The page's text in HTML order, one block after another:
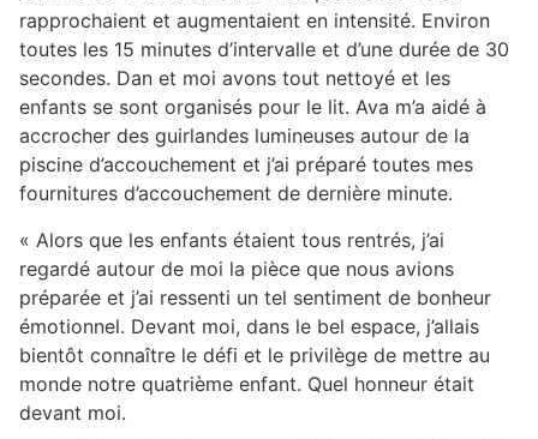
rapprochaient et augmentaient en intensité. Environ
toutes les 15 minutes d’intervalle et d’une durée de 30
secondes. Dan et moi avons tout nettoyé et les
enfants se sont organisés pour le lit. Ava m’a aidé à
accrocher des guirlandes lumineuses autour de la
piscine d’accouchement et j’ai préparé toutes mes
fournitures d’accouchement de dernière minute.
« Alors que les enfants étaient tous rentrés, j’ai
regardé autour de moi la pièce que nous avions
préparée et j’ai ressenti un tel sentiment de bonheur
émotionnel. Devant moi, dans le bel espace, j’allais
bientôt connaître le défi et le privilège de mettre au
monde notre quatrième enfant. Quel honneur était
devant moi.